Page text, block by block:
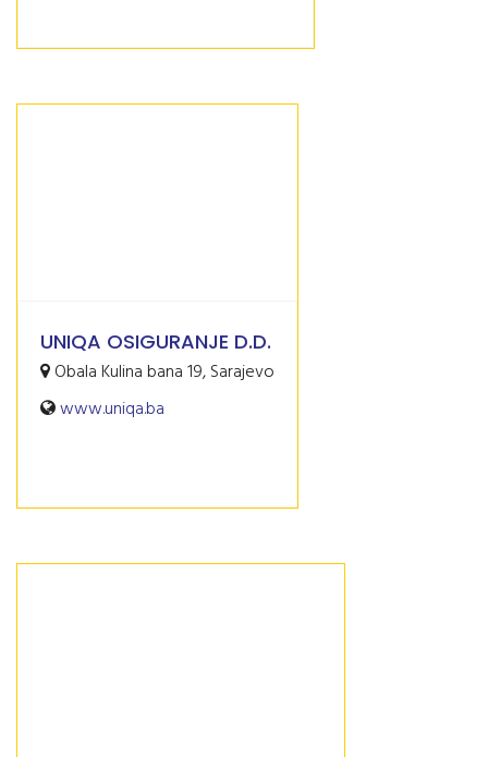
UNIQA OSIGURANJE D.D.
Obala Kulina bana 19, Sarajevo
www.uniqa.ba